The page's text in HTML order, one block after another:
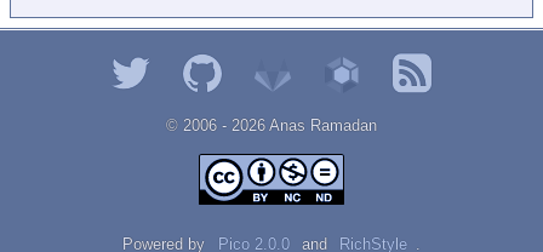
© 2006 - 2026 Αnаѕ Rаmаdаn
Powered by Pico 2.0.0 and RichStyle .